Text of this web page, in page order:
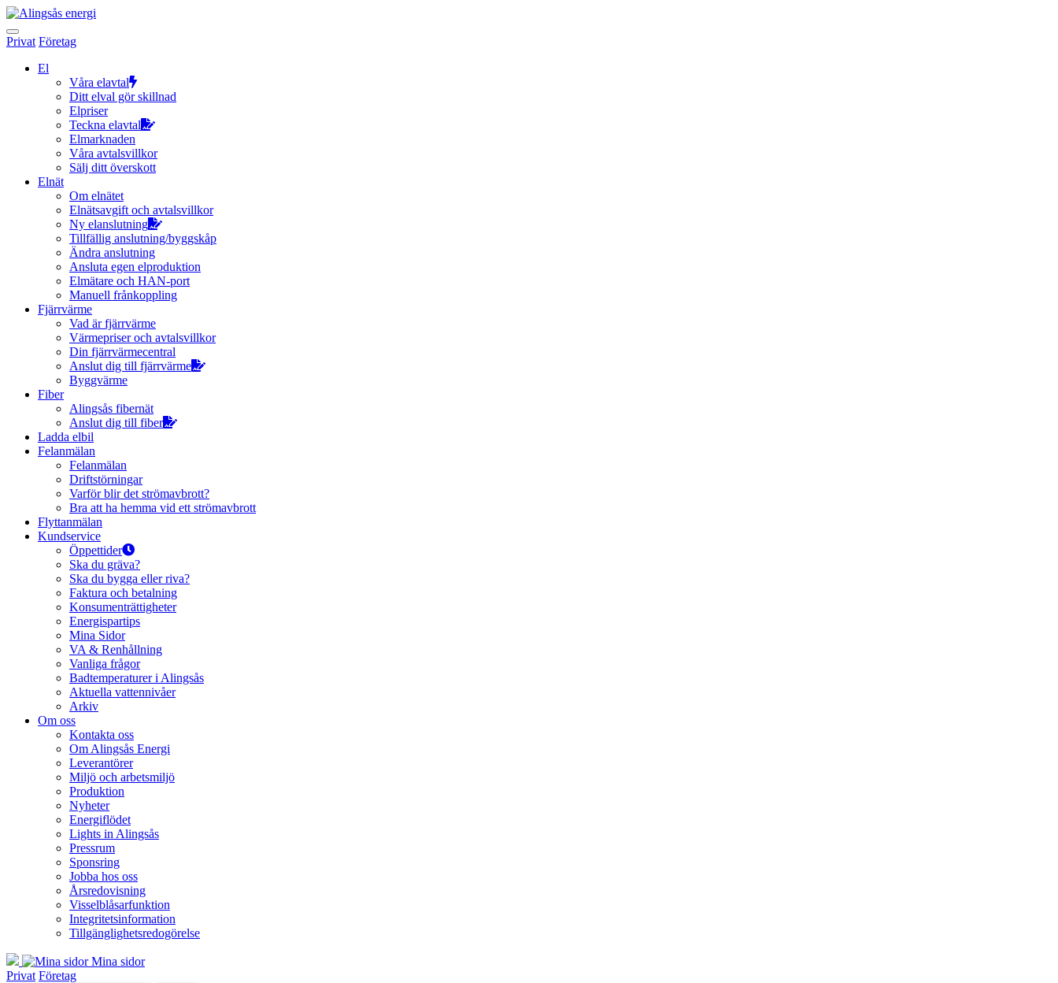
Hoppa
till
innehållet
Privat Företag
El
Våra elavtal
Ditt elval gör skillnad
Elpriser
Teckna elavtal
Elmarknaden
Våra avtalsvillkor
Sälj ditt överskott
Elnät
Om elnätet
Elnätsavgift och avtalsvillkor
Ny elanslutning
Tillfällig anslutning/byggskåp
Ändra anslutning
Ansluta egen elproduktion
Elmätare och HAN-port
Manuell frånkoppling
Fjärrvärme
Vad är fjärrvärme
Värmepriser och avtalsvillkor
Din fjärrvärmecentral
Anslut dig till fjärrvärme
Byggvärme
Fiber
Alingsås fibernät
Anslut dig till fiber
Ladda elbil
Felanmälan
Felanmälan
Driftstörningar
Varför blir det strömavbrott?
Bra att ha hemma vid ett strömavbrott
Flyttanmälan
Kundservice
Öppettider
Ska du gräva?
Ska du bygga eller riva?
Faktura och betalning
Konsumenträttigheter
Energispartips
Mina Sidor
VA & Renhållning
Vanliga frågor
Badtemperaturer i Alingsås
Aktuella vattennivåer
Arkiv
Om oss
Kontakta oss
Om Alingsås Energi
Leverantörer
Miljö och arbetsmiljö
Produktion
Nyheter
Energiflödet
Lights in Alingsås
Pressrum
Sponsring
Jobba hos oss
Årsredovisning
Visselblåsarfunktion
Integritetsinformation
Tillgänglighetsredogörelse
Mina sidor
Privat Företag